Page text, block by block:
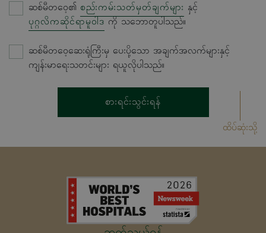
ဆစ်မီတဝေ့၏ စည်းကမ်းသတ်မှတ်ချက်များ နှင့်
ပုဂ္ဂလိကဆိုင်ရာမူဝါဒ ကို သဘောတူပါသည်။
ဆစ်မီတဝေ့ဆေးရုံကြီးမှ ပေးပို့သော အချက်အလက်များနှင့်
ကျန်းမာရေးသတင်းများ ရယူလိုပါသည်။
စားရင်းသွင်းရန်
ထိပ်ဆုံးသို့